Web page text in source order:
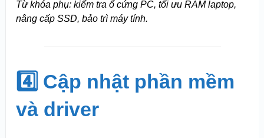
Từ khóa phụ: kiểm tra ổ cứng PC, tối ưu RAM laptop,
nâng cấp SSD, bảo trì máy tính.
4️⃣ Cập nhật phần mềm
và driver